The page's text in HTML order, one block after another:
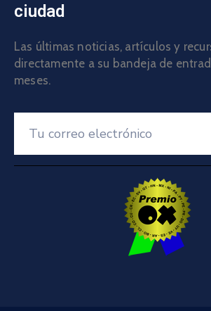
ciudad
Las últimas noticias, artículos y
directamente a su bandeja de
meses.